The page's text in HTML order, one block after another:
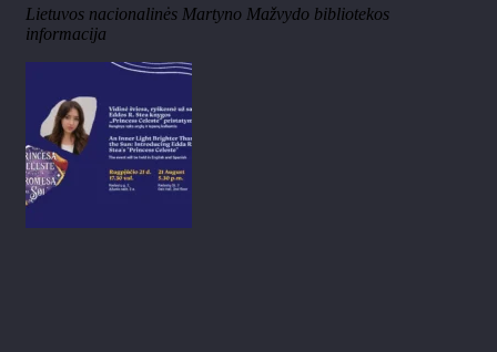
Lietuvos nacionalinės Martyno Mažvydo bibliotekos
informacija